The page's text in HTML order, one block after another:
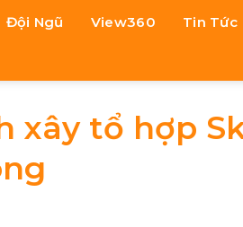
Đội Ngũ View360 Tin Tức
xây tổ hợp